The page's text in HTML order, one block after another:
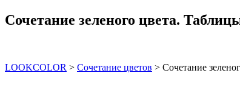
Сочетание зеленого цвета.
LOOKCOLOR > Сочетание цветов > Сочетание